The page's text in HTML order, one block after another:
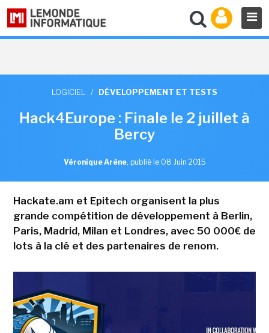
LOGICIEL / DÉVELOPPEMENT ET TESTS
Hack4Europe : Finale le 2 juillet à
Bercy
Véronique Arène, publié le 08 Juin 2015
Hackate.am et Epitech organisent la plus
grande compétition de développement à Berlin,
Paris, Madrid, Milan et Londres, avec 50 000€ de
lots à la clé et des partenaires de renom.